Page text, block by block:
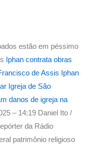
estão em péssimo
Iphan contrata obras
de Assis
Iphan
Igreja de São
danos de igreja na
– 14:19 Daniel Ito /
da Rádio
patrimônio religioso